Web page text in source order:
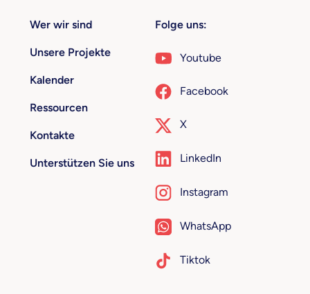
Wer wir sind
Unsere Projekte
Kalender
Ressourcen
Kontakte
Unterstützen Sie uns
Folge uns:
Youtube
Facebook
X
LinkedIn
Instagram
WhatsApp
Tiktok